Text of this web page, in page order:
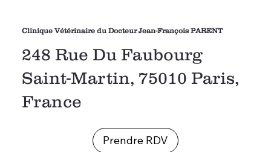
Clinique Vétérinaire du Docteur Jean-François PARENT
248 Rue Du Faubourg
Saint-Martin, 75010 Paris,
France
Prendre RDV